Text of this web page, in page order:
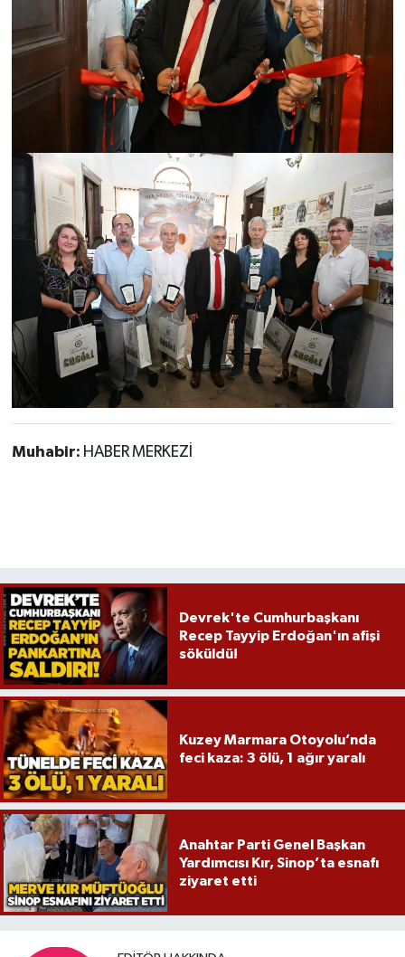
Muhabir: HABER MERKEZİ
Devrek'te Cumhurbaşkanı
Recep Tayyip Erdoğan'ın afişi
söküldü!
Kuzey Marmara Otoyolu’nda
feci kaza: 3 ölü, 1 ağır yaralı
Anahtar Parti Genel Başkan
Yardımcısı Kır, Sinop’ta esnafı
ziyaret etti